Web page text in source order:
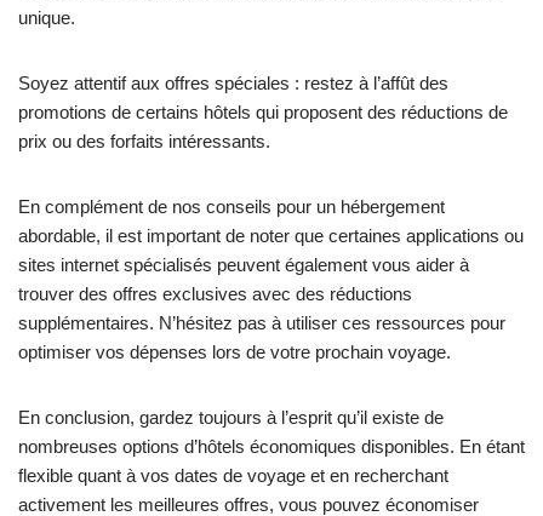
unique.
Soyez attentif aux offres spéciales : restez à l’affût des
promotions de certains hôtels qui proposent des réductions de
prix ou des forfaits intéressants.
En complément de nos conseils pour un hébergement
abordable, il est important de noter que certaines applications ou
sites internet spécialisés peuvent également vous aider à
trouver des offres exclusives avec des réductions
supplémentaires. N’hésitez pas à utiliser ces ressources pour
optimiser vos dépenses lors de votre prochain voyage.
En conclusion, gardez toujours à l’esprit qu’il existe de
nombreuses options d’hôtels économiques disponibles. En étant
flexible quant à vos dates de voyage et en recherchant
activement les meilleures offres, vous pouvez économiser